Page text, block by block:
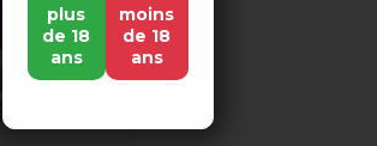
plus
de 18
ans
moins
de 18
ans